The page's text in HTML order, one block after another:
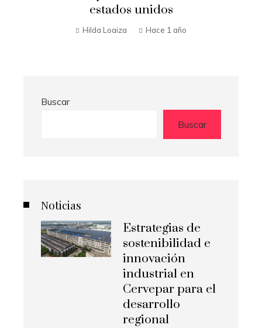
Hilda Loaiza Hace 1 año
Buscar
Buscar
Noticias
Estrategias de
sostenibilidad e
innovación
industrial en
Cervepar para el
desarrollo
regional